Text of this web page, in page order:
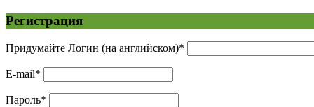
Регистрация
Придумайте Логин (на английском)*
E-mail*
Пароль*